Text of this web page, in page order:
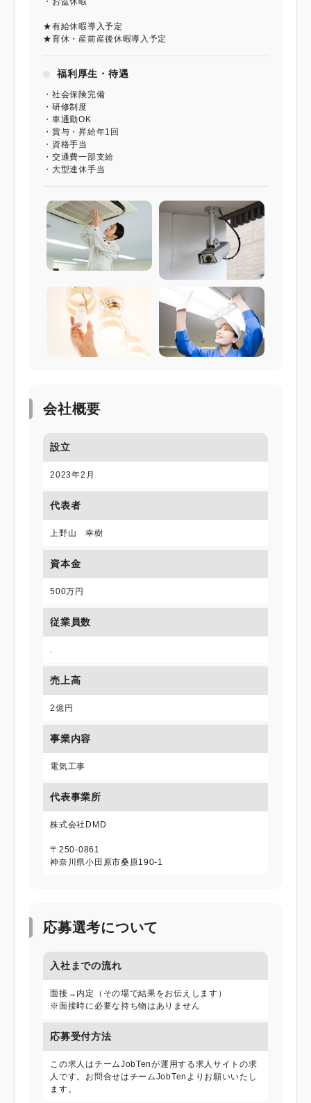
★有給休暇導入予定
★育休・産前産後休暇導入予定
福利厚生・待遇
・社会保険完備
・研修制度
・車通勤OK
・賞与・昇給年1回
・資格手当
・交通費一部支給
・大型連休手当
会社概要
設立
2023年2月
代表者
上野山 幸樹
資本金
500万円
従業員数
.
売上高
2億円
事業内容
電気工事
代表事業所
株式会社DMD
〒250-0861
神奈川県小田原市桑原190-1
応募選考について
入社までの流れ
面接→内定（その場で結果をお伝えします）
※面接時に必要な持ち物はありません
応募受付方法
この求人はチームJobTenが運用する求人サイトの求
人です。お問合せはチームJobTenよりお願いいたし
ます。